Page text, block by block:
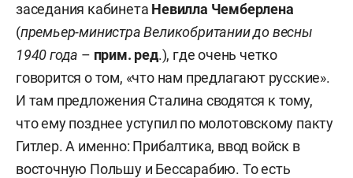
заседания кабинета Невилла Чемберлена
(премьер-министра Великобритании до весны
1940 года – прим. ред.), где очень четко
говорится о том, «что нам предлагают русские».
И там предложения Сталина сводятся к тому,
что ему позднее уступил по молотовскому пакту
Гитлер. А именно: Прибалтика, ввод войск в
восточную Польшу и Бессарабию. То есть